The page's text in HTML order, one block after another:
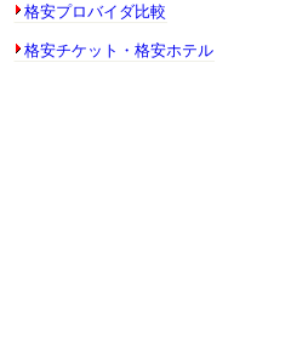
格安プロバイダ比較
格安チケット・格安ホテル